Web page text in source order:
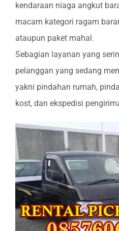
kendaraan niaga angkut
macam kategori ragam
ataupun paket mahal.
Sebagian layanan yang
pelanggan yang sedang
yakni pindahan rumah,
kost, dan ekspedisi